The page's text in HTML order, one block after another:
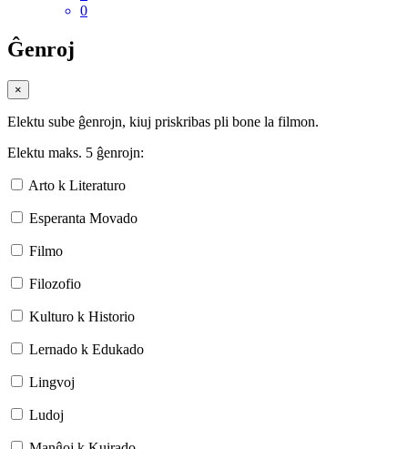
0
Ĝenroj
×
Elektu sube ĝenrojn, kiuj priskribas pli bone la filmon.
Elektu maks. 5 ĝenrojn:
Arto k Literaturo
Esperanta Movado
Filmo
Filozofio
Kulturo k Historio
Lernado k Edukado
Lingvoj
Ludoj